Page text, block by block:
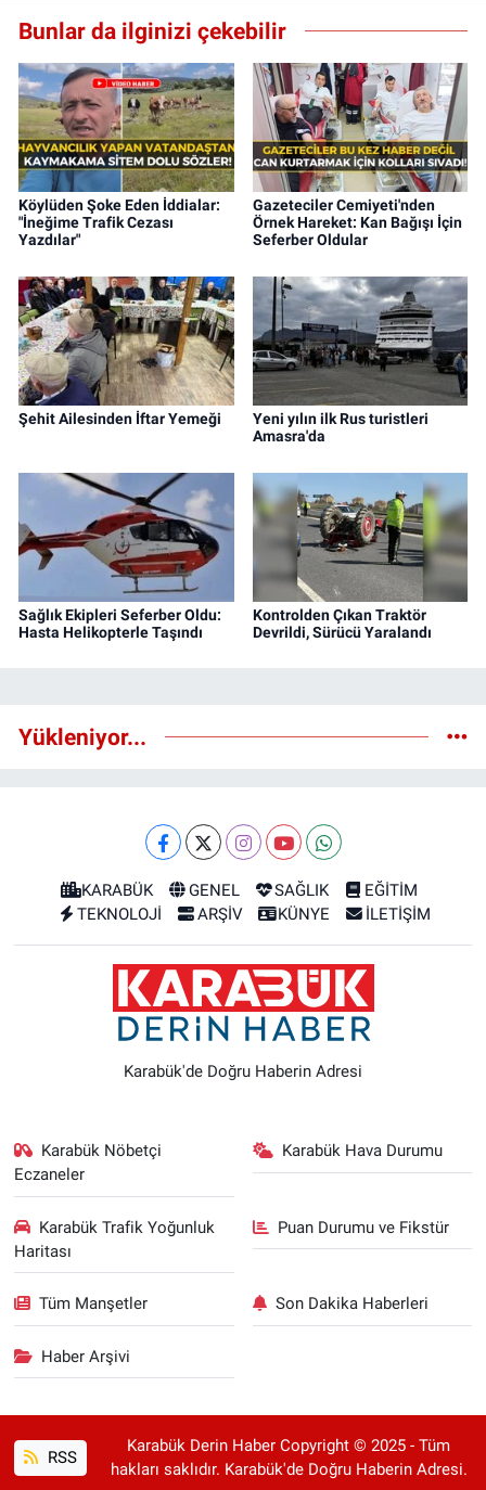
Bunlar da ilginizi çekebilir
Köylüden Şoke Eden İddialar:
"İneğime Trafik Cezası
Yazdılar"
Gazeteciler Cemiyeti'nden
Örnek Hareket: Kan Bağışı İçin
Seferber Oldular
Şehit Ailesinden İftar Yemeği
Yeni yılın ilk Rus turistleri
Amasra'da
Sağlık Ekipleri Seferber Oldu:
Hasta Helikopterle Taşındı
Kontrolden Çıkan Traktör
Devrildi, Sürücü Yaralandı
Yükleniyor...
KARABÜK GENEL SAĞLIK
EĞİTİM
TEKNOLOJİ
ARŞİV KÜNYE İLETİŞİM
Karabük'de Doğru Haberin Adresi
Karabük Nöbetçi
Eczaneler
Karabük Hava Durumu
Karabük Trafik Yoğunluk
Haritası
Puan Durumu ve Fikstür
Tüm Manşetler Son Dakika Haberleri
Haber Arşivi
RSS
Karabük Derin Haber Copyright © 2025 - Tüm
hakları saklıdır. Karabük'de Doğru Haberin Adresi.